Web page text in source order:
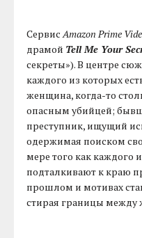
СервисAmazon Prime
драмой Tell Me Your
секреты»). В центре
каждого из которых
женщина, когда-то
опасным убийцей;
преступник, ищущий
одержимая поиском
мере того как каждого
подталкивают к краю
прошлом и мотивах
стирая границы между